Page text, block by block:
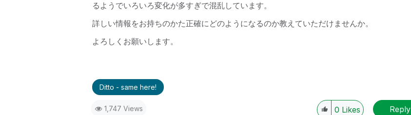
るようでいろいろ変化が多すぎで混乱しています。
詳しい情報をお持ちのかた正確にどのようになるのか教えていただけませんか。
よろしくお願いします。
Ditto - same here!
1,747 Views 0 Likes Reply